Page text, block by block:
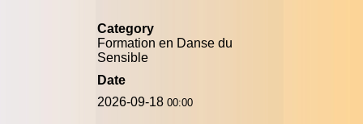
Category
Formation en Danse du
Sensible
Date
2026-09-18 00:00